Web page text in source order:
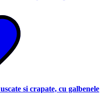
si crapate, cu galbenele